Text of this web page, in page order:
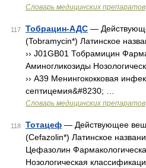
Словарь медицинских препаратов
117 Тобрацин-АДС —
(Tobramycin*) Латинское
›› J01GB01 Тобрамицин
Аминогликозиды
›› A39 Менингококковая
септицемия&#8230; …
Словарь медицинских препаратов
118 Тотацеф — Действующее
(Cefazolin*) Латинское
Цефазолин
Нозологическая